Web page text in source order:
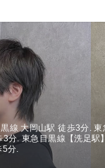
線 大岡山駅 徒歩3分.
. 東急目黒線【洗足駅
分.